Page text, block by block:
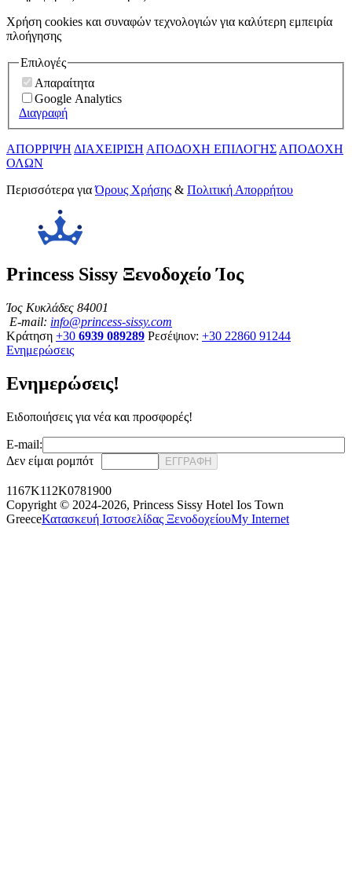
Χρήση cookies και συναφών τεχνολογιών για καλύτερη εμπειρία
πλοήγησης
Επιλογές
Απαραίτητα
Google Analytics
Διαγραφή
ΑΠΟΡΡΙΨΗ ΔΙΑΧΕΙΡΙΣΗ ΑΠΟΔΟΧΗ ΕΠΙΛΟΓΗΣ ΑΠΟΔΟΧΗ
ΟΛΩΝ
Περισσότερα γιαΌρους Χρήσης & Πολιτική Απορρήτου
Princess Sissy Ξενοδοχείο Ίος
Ίος Κυκλάδες 84001
E-mail: info@princess-sissy.com
Κράτηση +30 6939 089289 Ρεσέψιον: +30 22860 91244
Ενημερώσεις
Ενημερώσεις!
Ειδοποιήσεις για νέα και προσφορές!
E-mail:
Δεν είμαι ρομπότ
ΕΓΓΡΑΦΗ
1167K112K0781900
Copyright © 2024-2026, Princess Sissy Hotel Ios Town
GreeceΚατασκευή Ιστοσελίδας ΞενοδοχείουMy Internet